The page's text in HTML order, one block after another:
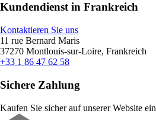
Kundendienst in Frankreich
Kontaktieren Sie uns
11 rue Bernard Maris
37270 Montlouis-sur-Loire, Frankreich
+33 1 86 47 62 58
Sichere Zahlung
Kaufen Sie sicher auf unserer Website ein